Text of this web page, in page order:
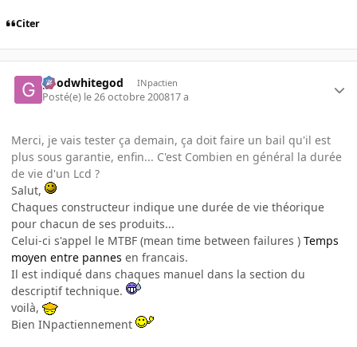
Citer
goodwhitegod INpactien
Posté(e) le 26 octobre 200817 a
Merci, je vais tester ça demain, ça doit faire un bail qu'il est
plus sous garantie, enfin... C'est Combien en général la durée
de vie d'un Lcd ?
Salut,
Chaques constructeur indique une durée de vie théorique
pour chacun de ses produits...
Celui-ci s'appel le MTBF (mean time between failures ) Temps
moyen entre pannes en francais.
Il est indiqué dans chaques manuel dans la section du
descriptif technique.
voilà,
Bien INpactiennement